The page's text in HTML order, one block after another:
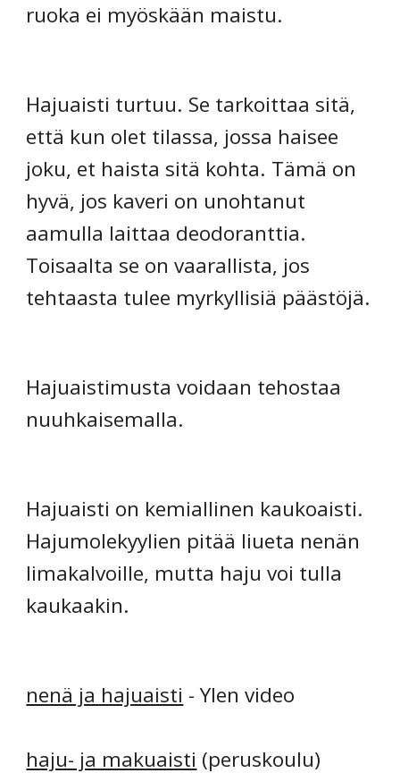
ruoka ei myöskään maistu.
Hajuaisti turtuu. Se tarkoittaa sitä,
että kun olet tilassa, jossa haisee
joku, et haista sitä kohta. Tämä on
hyvä, jos kaveri on unohtanut
aamulla laittaa deodoranttia.
Toisaalta se on vaarallista, jos
tehtaasta tulee myrkyllisiä päästöjä.
Hajuaistimusta voidaan tehostaa
nuuhkaisemalla.
Hajuaisti on kemiallinen kaukoaisti.
Hajumolekyylien pitää liueta nenän
limakalvoille, mutta haju voi tulla
kaukaakin.
nenä ja hajuaisti - Ylen video
haju- ja makuaisti (peruskoulu)